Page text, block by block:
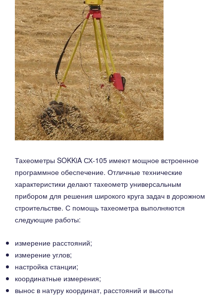
Тахеометры SOKKiA СХ-105 имеют мощное встроенное
программное обеспечение. Отличные технические
характеристики делают тахеометр универсальным
прибором для решения широкого круга задач в дорожном
строительстве. С помощь тахеометра выполняются
следующие работы:
измерение расстояний;
измерение углов;
настройка станции;
координатные измерения;
вынос в натуру координат, расстояний и высоты